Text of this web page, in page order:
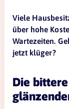
Viele
über hohe
Wartezeiten.
jetzt klüger?
Die